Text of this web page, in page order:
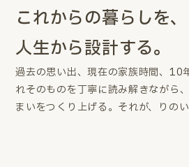
これからの暮らしを、
人生から設計する。
過去の思い出、現在の家族時間、10
れそのものを丁寧に読み解きながら
まいをつくり上げる。 それが、りの